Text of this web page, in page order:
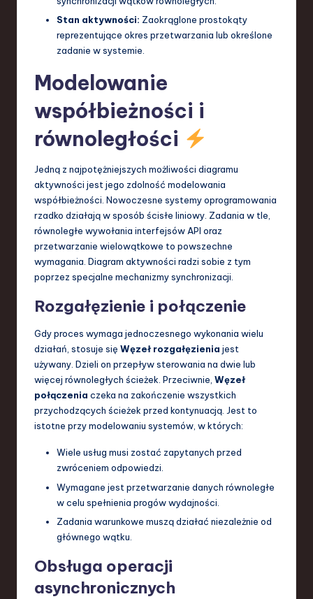
Stan aktywności: Zaokrąglone prostokąty
reprezentujące okres przetwarzania lub określone
zadanie w systemie.
Modelowanie
współbieżności i
równoległości
Jedną z najpotężniejszych możliwości diagramu
aktywności jest jego zdolność modelowania
współbieżności. Nowoczesne systemy oprogramowania
rzadko działają w sposób ścisłe liniowy. Zadania w tle,
równoległe wywołania interfejsów API oraz
przetwarzanie wielowątkowe to powszechne
wymagania. Diagram aktywności radzi sobie z tym
poprzez specjalne mechanizmy synchronizacji.
Rozgałęzienie i połączenie
Gdy proces wymaga jednoczesnego wykonania wielu
działań, stosuje się Węzeł rozgałęzienia jest
używany. Dzieli on przepływ sterowania na dwie lub
więcej równoległych ścieżek. Przeciwnie, Węzeł
połączenia czeka na zakończenie wszystkich
przychodzących ścieżek przed kontynuacją. Jest to
istotne przy modelowaniu systemów, w których:
Wiele usług musi zostać zapytanych przed
zwróceniem odpowiedzi.
Wymagane jest przetwarzanie danych równoległe
w celu spełnienia progów wydajności.
Zadania warunkowe muszą działać niezależnie od
głównego wątku.
Obsługa operacji
asynchronicznych